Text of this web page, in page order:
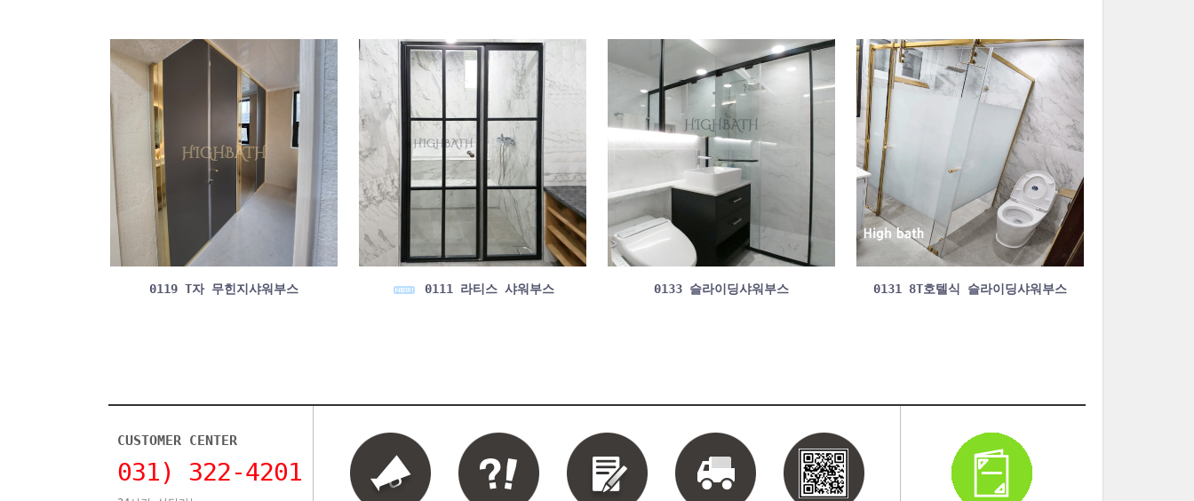
0119 T자 무힌지샤워부스 0111 라티스 샤워부스 0133 슬라이딩샤워부스 0131 8T호텔식 슬라이딩샤워부스
CUSTOMER CENTER
031) 322-4201